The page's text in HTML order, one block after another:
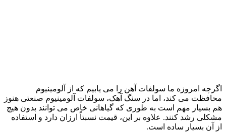
اگرچه امروزه ما سولفات آهن را می یابیم که از آلومینیوم
محافظت می کند، اما در سنگ آهک، سولفات آلومینیوم صنعتی هنوز
هم بسیار مهم است به طوری که گیاهانی خاص می توانند بدون هیچ
مشکلی رشد کنند. علاوه بر این، قیمت نسبتاً ارزان دارد و استفاده
از آن بسیار ساده است.